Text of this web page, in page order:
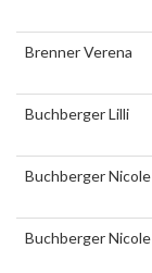
Brenner Verena
Buchberger Lilli
Buchberger Nicole
Buchberger Nicole